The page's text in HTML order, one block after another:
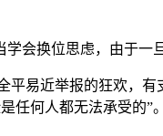
换位思虑，由于一旦
近举报的狂欢，有
何人都无法承受的